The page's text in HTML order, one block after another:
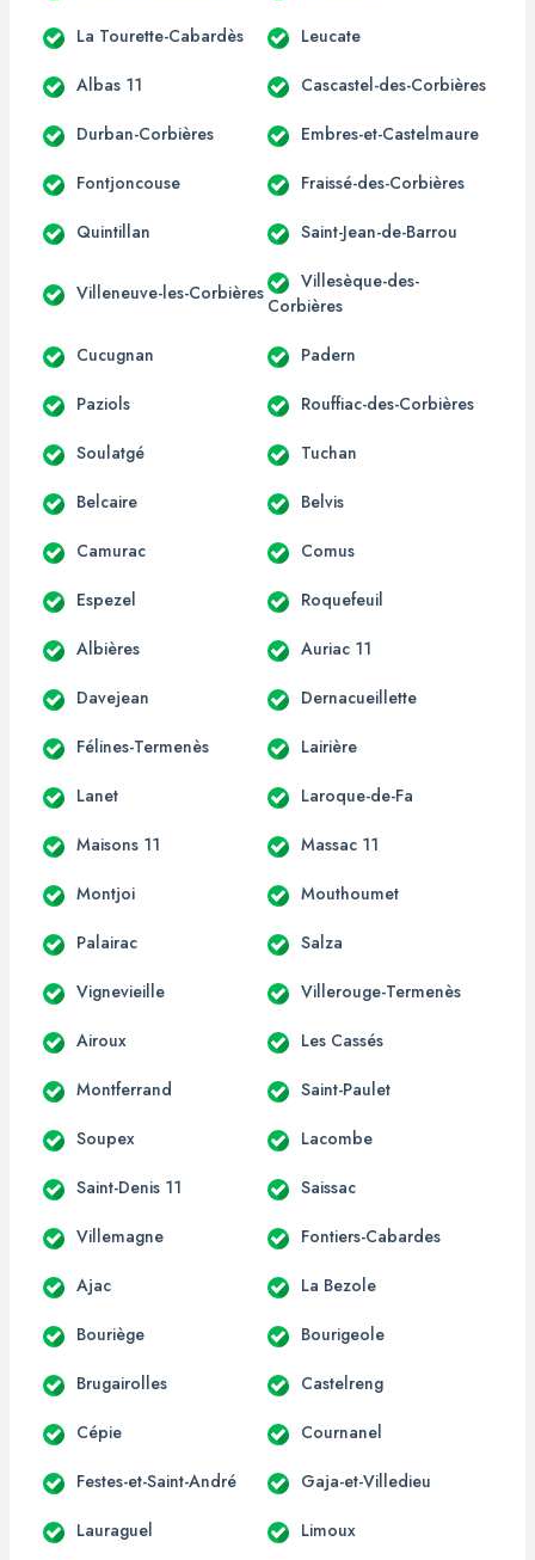
La Tourette-Cabardès Leucate
Albas 11 Cascastel-des-Corbières
Durban-Corbières Embres-et-Castelmaure
Fontjoncouse Fraissé-des-Corbières
Quintillan Saint-Jean-de-Barrou
Villeneuve-les-Corbières
Villesèque-des-
Corbières
Cucugnan Padern
Paziols Rouffiac-des-Corbières
Soulatgé Tuchan
Belcaire Belvis
Camurac Comus
Espezel Roquefeuil
Albières Auriac 11
Davejean Dernacueillette
Félines-Termenès Lairière
Lanet Laroque-de-Fa
Maisons 11 Massac 11
Montjoi Mouthoumet
Palairac Salza
Vignevieille Villerouge-Termenès
Airoux Les Cassés
Montferrand Saint-Paulet
Soupex Lacombe
Saint-Denis 11 Saissac
Villemagne Fontiers-Cabardes
Ajac La Bezole
Bouriège Bourigeole
Brugairolles Castelreng
Cépie Cournanel
Festes-et-Saint-André Gaja-et-Villedieu
Lauraguel Limoux